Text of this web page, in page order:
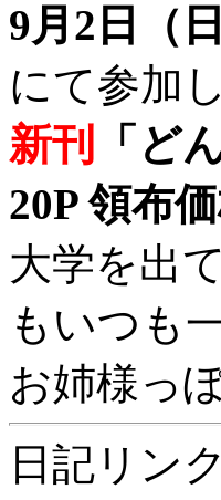
9月2日（
にて参加
新刊
「ど
20P 領布
大学を出
もいつも
お姉様っ
日記リン